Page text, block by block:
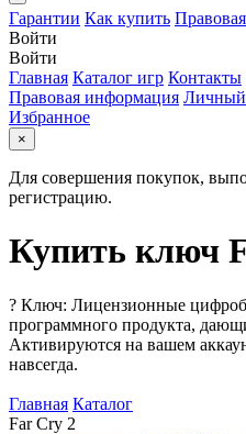
Гарантии Как купить
Войти
Войти
Главная Каталог игр Контакты
Правовая информация Личный
Избранное
×
Для совершения покупок,
регистрацию.
Купить ключ
? Ключ: Лицензионные
программного продукта,
Активируются на вашем
навсегда.
Главная Каталог
Far Cry 2